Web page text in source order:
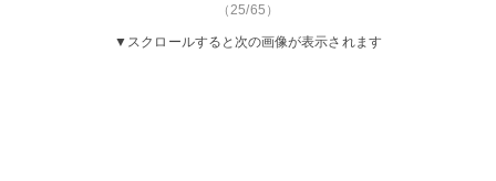
（25/65）
▼スクロールすると次の画像が表示されます